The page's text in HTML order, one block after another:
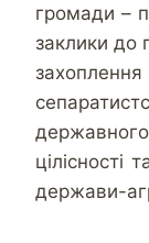
громади –
заклики до
цілісності
держави-